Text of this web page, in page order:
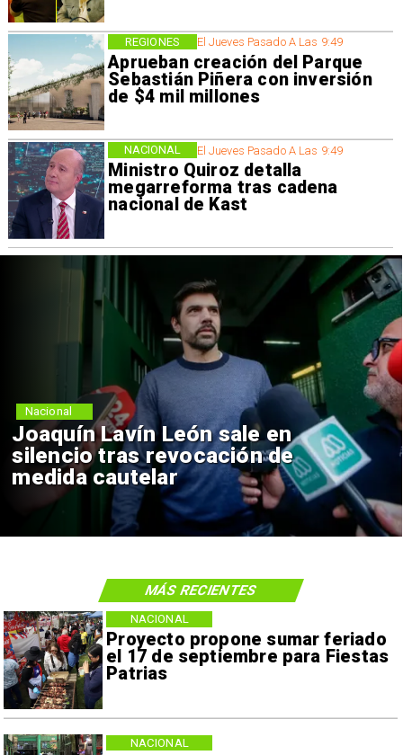
El Jueves Pasado A Las 9:49
Aprueban creación del Parque
Sebastián Piñera con inversión
de $4 mil millones
REGIONES
El Jueves Pasado A Las 9:49
Ministro Quiroz detalla
megarreforma tras cadena
nacional de Kast
NACIONAL
Joaquín Lavín León sale en
silencio tras revocación de
medida cautelar
Nacional
Proyecto propone sumar feriado
el 17 de septiembre para Fiestas
Patrias
NACIONAL
NACIONAL
MÁS RECIENTES